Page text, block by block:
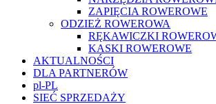
ZAPIĘCIA ROWEROWE
ODZIEŻ ROWEROWA
RĘKAWICZKI
KASKI ROWEROWE
AKTUALNOŚCI
DLA PARTNERÓW
pl-PL
SIEĆ SPRZEDAŻY